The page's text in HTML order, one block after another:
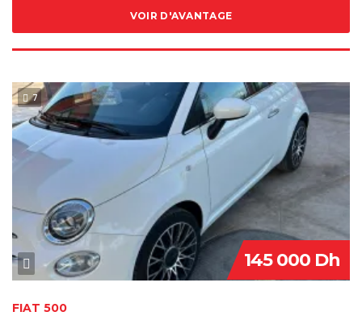
VOIR D'AVANTAGE
7 VENDU
145 000 Dh
FIAT 500